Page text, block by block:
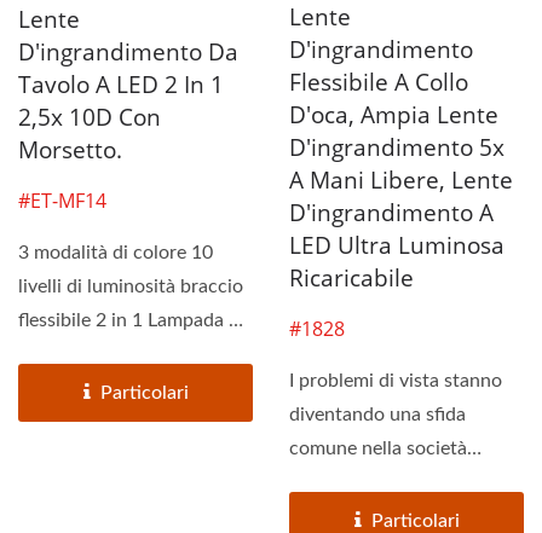
Lente
D'ingrandimento Da
Tavolo A LED 2 In 1
2,5x 10D Con
Morsetto.
#ET-MF14
3 modalità di colore 10
livelli di luminosità braccio
flessibile 2 in 1 Lampada da
Particolari
Lente
D'ingrandimento
Flessibile A Collo
D'oca, Ampia Lente
D'ingrandimento 5x
A Mani Libere, Lente
D'ingrandimento A
LED Ultra Luminosa
Ricaricabile
#1828
I problemi di vista stanno
diventando una sfida
comune nella società
Particolari